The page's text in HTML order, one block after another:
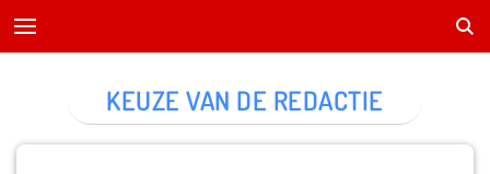
KEUZE VAN DE REDACTIE